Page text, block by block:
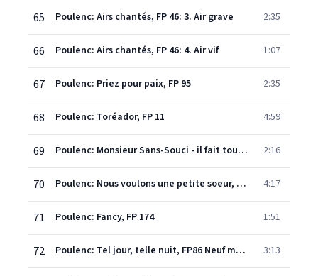
65 Poulenc: Airs chantés, FP 46: 3. Air grave 2:35
66 Poulenc: Airs chantés, FP 46: 4. Air vif 1:07
67 Poulenc: Priez pour paix, FP 95 2:35
68 Poulenc: Toréador, FP 11 4:59
69 Poulenc: Monsieur Sans-Souci - il fait tout lui-meme, FP 75 No. 4 2:16
70 Poulenc: Nous voulons une petite soeur, FP 75 No. 1 4:17
71 Poulenc: Fancy, FP 174 1:51
72 Poulenc: Tel jour, telle nuit, FP86 Neuf mélodies sur des poèmes de Paul Eluard: 1. Bonne journée 3:13